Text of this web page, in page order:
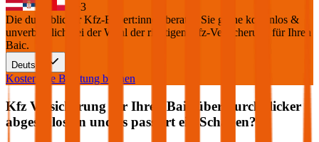
+3
Die durchblicker Kfz-Expert:innen beraten Sie gerne kostenlos &
unverbindlich bei der Wahl der richtigen Kfz-Versicherung für Ihren
Baic.
Deutsch
Kostenlose Beratung buchen
Kfz Versicherung für Ihren Baic
über durchblicker
abgeschlossen und es passiert ein Schaden?